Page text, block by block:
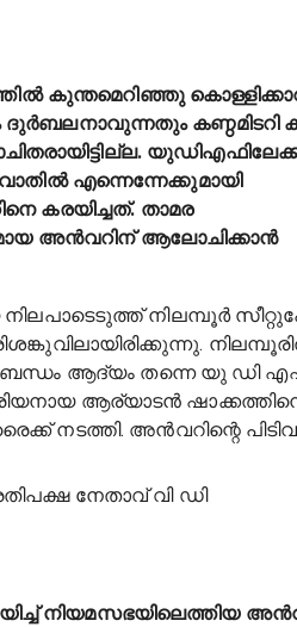
കുന്തമെറിഞ്ഞു
കണ്ഠമിടറി
എന്നെന്നേക്കുമായി
കരയിച്ചത്. താമര
അൻവറിന് ആലോചിക്കാൻ
നിലമ്പൂർ
ആദ്യം തന്നെ യു ഡി
ആര്യാടൻ
നടത്തി. അൻവറിന്റെ
നേതാവ് വി ഡി
നിയമസഭയിലെത്തിയ